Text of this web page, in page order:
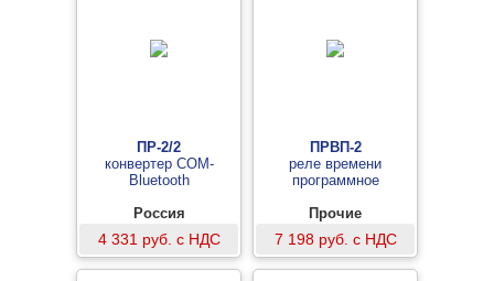
ПР-2/2
конвертер COM-
Bluetooth
Россия
4 331 руб. с НДС
ПРВП-2
реле времени
программное
Прочие
7 198 руб. с НДС